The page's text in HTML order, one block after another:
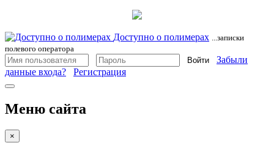
Доступно о полимерах ...записки
полевого оператора
Войти
Забыли
данные входа?
Регистрация
Меню сайта
×